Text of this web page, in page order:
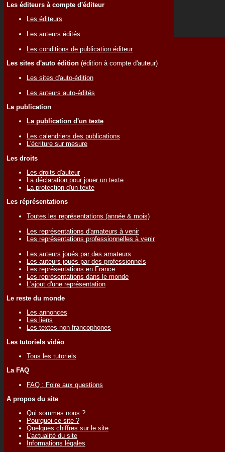
Les éditeurs à compte d'éditeur
Les éditeurs
Les auteurs édités
Les conditions de publication éditeur
Les sites d'auto édition (édition à compte d'auteur)
Les sites d'auto-édition
Les auteurs auto-édités
La publication
La publication d'un texte
Les calendriers des publications
L'écriture sur mesure
Les droits
Les droits d'auteur
La déclaration pour jouer un texte
La protection d'un texte
Les réprésentations
Toutes les représentations (année & mois)
Les représentations d'amateurs à venir
Les représentations professionnelles à venir
Les auteurs joués par des amateurs
Les auteurs joués par des professionnels
Les représentations en France
Les représentations dans le monde
L'ajout d'une représentation
Le reste du monde
Les annonces
Les liens
Les textes non francophones
Les tutoriels vidéo
Tous les tutoriels
La FAQ
FAQ : Foire aux questions
A propos du site
Qui sommes nous ?
Pourquoi ce site ?
Quelques chiffres sur le site
L'actualité du site
Informations légales